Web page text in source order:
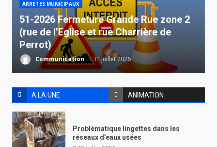
ARRETES MUNICIPAUX
51-2026 Fermeture Grande Rue zone 2
(rue de l’Eglise et rue Charrière de
Perrot)
Communication 31 juillet 2026
A LA UNE ANIMATION
Problématique lingettes dans les
réseaux d’eaux usées